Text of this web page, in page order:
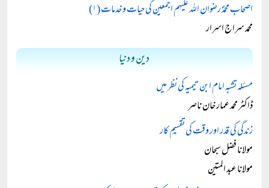
اصحابِ محمدؐ رضوان اللہ علیہم اجمعین کی حیات و خدمات (۱)
محمد سراج اسرار
دین و دنیا
مسئلہ تشبہ امام ابن تیمیہ کی نظر میں
ڈاکٹر محمد عمار خان ناصر
زندگی کی قدر اور وقت کی تقسیمِ کار
مولانا فضل سبحان
مولانا عبد المتین